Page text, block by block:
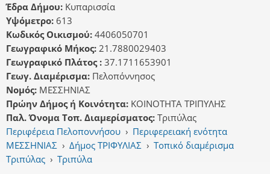
Έδρα Δήμου: Κυπαρισσία
Υψόμετρο: 613
Κωδικός Οικισμού: 4406050701
Γεωγραφικό Μήκος: 21.7880029403
Γεωγραφικό Πλάτος : 37.1711653901
Γεωγ. Διαμέρισμα: Πελοπόννησος
Νομός: ΜΕΣΣΗΝΙΑΣ
Πρώην Δήμος ή Κοινότητα: ΚΟΙΝΟΤΗΤΑ ΤΡΙΠΥΛΗΣ
Παλ. Όνομα Τοπ. Διαμερίσματος: Τριπύλας
Περιφέρεια Πελοποννήσου › Περιφερειακή ενότητα
ΜΕΣΣΗΝΙΑΣ › Δήμος ΤΡΙΦΥΛΙΑΣ › Τοπικό διαμέρισμα
Τριπύλας › Τριπύλα